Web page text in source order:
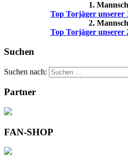
1.
Top Torjäger unserer
2.
Top Torjäger unserer
Suchen
Suchen nach:
Partner
FAN-SHOP